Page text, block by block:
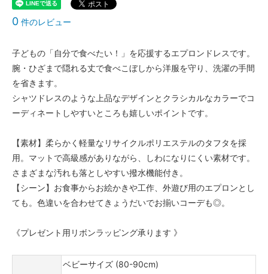
0 件のレビュー
子どもの「自分で食べたい！」を応援するエプロンドレスです。
腕・ひざまで隠れる丈で食べこぼしから洋服を守り、洗濯の手間
を省きます。
シャツドレスのような上品なデザインとクラシカルなカラーでコ
ーディネートしやすいところも嬉しいポイントです。
【素材】柔らかく軽量なリサイクルポリエステルのタフタを採
用。マットで高級感がありながら、しわになりにくい素材です。
さまざまな汚れも落としやすい撥水機能付き。
【シーン】お食事からお絵かきや工作、外遊び用のエプロンとし
ても。色違いを合わせてきょうだいでお揃いコーデも◎。
《プレゼント用リボンラッピング承ります 》
ベビーサイズ (80-90cm)